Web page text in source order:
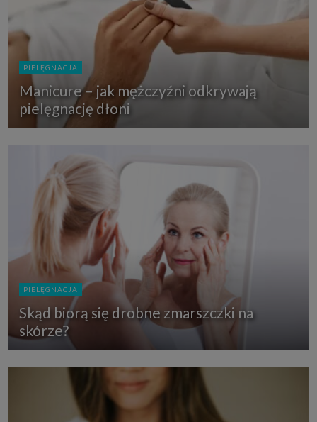
PIELĘGNACJA
Manicure – jak mężczyźni odkrywają
pielęgnację dłoni
PIELĘGNACJA
Skąd biorą się drobne zmarszczki na
skórze?